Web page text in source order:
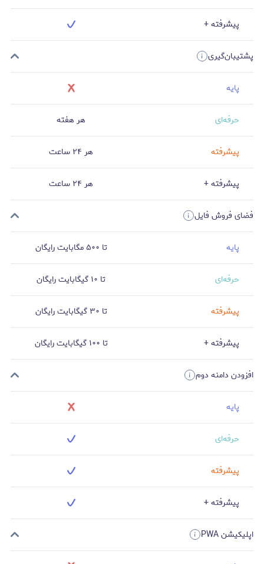
پیشرفته +
پشتیبان‌گیری
پایه
حرفه‌ای هر هفته
پیشرفته هر ۲۴ ساعت
پیشرفته + هر ۲۴ ساعت
فضای فروش فایل
پایه تا ۵۰۰ مگابایت رایگان
حرفه‌ای تا ۱۰ گیگابایت رایگان
پیشرفته تا ۳۰ گیگابایت رایگان
پیشرفته + تا ۱۰۰ گیگابایت رایگان
افزودن دامنه دوم
پایه
حرفه‌ای
پیشرفته
پیشرفته +
اپلیکیشن PWA